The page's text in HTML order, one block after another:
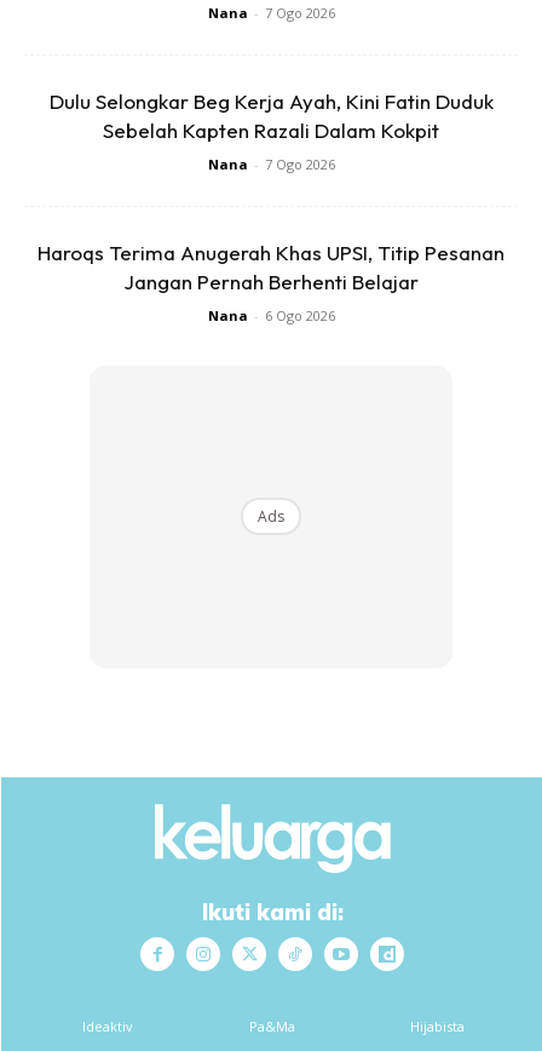
orang pekerja yang turut menerima sumbangan daripada
majikan mereka atas usaha dan pencapaian yang
Susah nk cari tokey macam ni-Netizen
Susulan itu, menjengah ke ruangan komen, rata-rata
netizen meluahkan rasa kagum dan memuji sikap majikan
berkhidmat untuk dirinya.
Nana - 7 Ogo 2026
Dulu Selongkar Beg Kerja Ayah, Kini Fatin Duduk
Sebelah Kapten Razali Dalam Kokpit
Nana - 7 Ogo 2026
Haroqs Terima Anugerah Khas UPSI, Titip Pesanan
Jangan Pernah Berhenti Belajar
Nana - 6 Ogo 2026
Ads
Ikuti kami di:
Ideaktiv Pa&Ma Hijabista